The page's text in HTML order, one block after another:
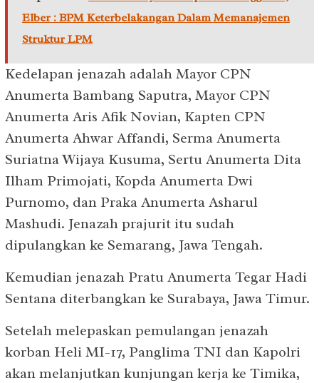
Elber : BPM Keterbelakangan Dalam Memanajemen
Struktur LPM
Kedelapan jenazah adalah Mayor CPN
Anumerta Bambang Saputra, Mayor CPN
Anumerta Aris Afik Novian, Kapten CPN
Anumerta Ahwar Affandi, Serma Anumerta
Suriatna Wijaya Kusuma, Sertu Anumerta Dita
Ilham Primojati, Kopda Anumerta Dwi
Purnomo, dan Praka Anumerta Asharul
Mashudi. Jenazah prajurit itu sudah
dipulangkan ke Semarang, Jawa Tengah.
Kemudian jenazah Pratu Anumerta Tegar Hadi
Sentana diterbangkan ke Surabaya, Jawa Timur.
Setelah melepaskan pemulangan jenazah
korban Heli MI-17, Panglima TNI dan Kapolri
akan melanjutkan kunjungan kerja ke Timika,